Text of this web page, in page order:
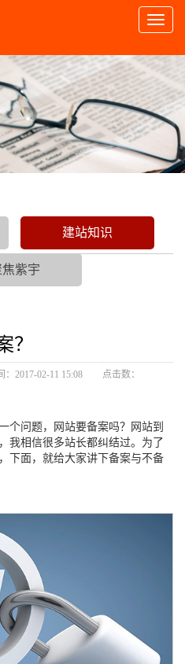
Toggle
建站知识
焦紫宇
？
：2017-02-11 15:08
点击数：
个问题，网站要备案吗？网站到
我相信很多站长都纠结过。为了
下面，就给大家讲下备案与不备